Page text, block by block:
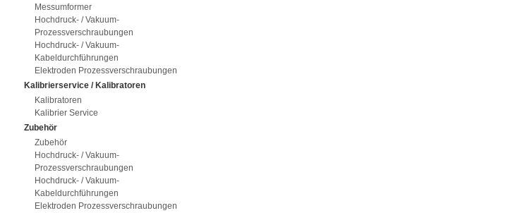
Messumformer
Hochdruck- / Vakuum-
Prozessverschraubungen
Hochdruck- / Vakuum-
Kabeldurchführungen
Elektroden Prozessverschraubungen
Kalibrierservice / Kalibratoren
Kalibratoren
Kalibrier Service
Zubehör
Zubehör
Hochdruck- / Vakuum-
Prozessverschraubungen
Hochdruck- / Vakuum-
Kabeldurchführungen
Elektroden Prozessverschraubungen